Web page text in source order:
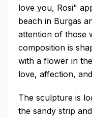
love you, Rosi"
beach in Burgas
attention of those
composition is
with a flower in
love, affection,
The sculpture is
the sandy strip